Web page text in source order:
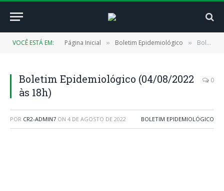
VOCÊ ESTÁ EM: Página Inicial » Boletim Epidemiológico » Boletim Epidemiológico (04/08/2022 às 18h)
Boletim Epidemiológico (04/08/2022
às 18h)
0
POR CR2-ADMIN7 ON 4 DE AGOSTO DE 2022 BOLETIM EPIDEMIOLÓGICO